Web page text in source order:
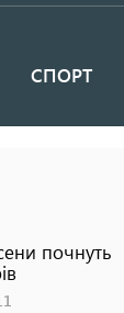
СПОРТ
почнуть